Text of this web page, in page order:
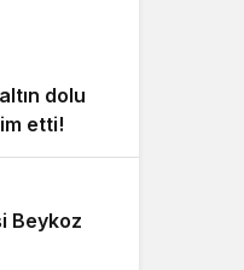
dolu
etti!
Beykoz